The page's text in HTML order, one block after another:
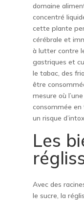
domaine
concentré
cette plante
cérébrale et
à lutter contre
gastriques et
le tabac, des
être
mesure où
consommée
un risque
Les
Avec des
le sucre, la